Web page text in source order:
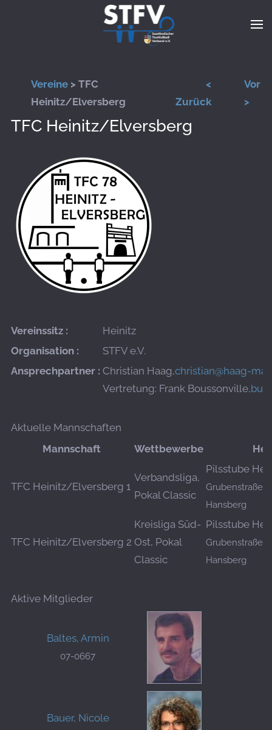
Zum Hauptinhalt springen
Vereine > TFC
Heinitz/Elversberg
<
Zurück
Vor
>
TFC Heinitz/Elversberg
Vereinssitz :
Heinitz
Organisation :
STFV e.V.
Ansprechpartner : Christian Haag,christian@haag-
Vertretung: Frank Boussonville,
Aktuelle Mannschaften
Mannschaft
Wettbewerbe
TFC Heinitz/Elversberg 1
Verbandsliga,
Pokal Classic
Pilsstube
Grubenstraße
Hansberg
TFC Heinitz/Elversberg 2
Kreisliga Süd-
Ost, Pokal
Classic
Pilsstube
Grubenstraße
Hansberg
Aktive Mitglieder
Baltes, Armin
07-0667
Bauer, Nicole